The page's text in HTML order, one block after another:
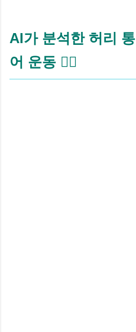
AI가 분석한 허리
어 운동 🧘‍♀️